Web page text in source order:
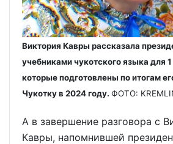
Виктория Кавры рассказала
учебниками чукотского языка для
которые подготовлены по итогам
Чукотку в 2024 году. ФОТО:
А в завершение разговора с
Кавры, напомнившей